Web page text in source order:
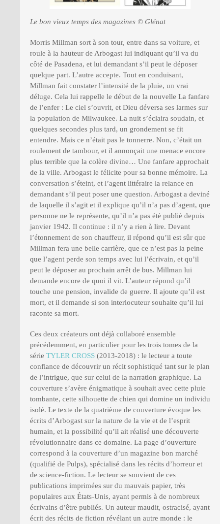
Le bon vieux temps des magazines © Glénat
Morris Millman sort à son tour, entre dans sa voiture, et
roule à la hauteur de Arbogast lui indiquant qu’il va du
côté de Pasadena, et lui demandant s’il peut le déposer
quelque part. L’autre accepte. Tout en conduisant,
Millman fait constater l’intensité de la pluie, un vrai
déluge. Cela lui rappelle le début de la nouvelle La fanfare
de l’enfer : Le ciel s’ouvrit, et Dieu déversa ses larmes sur
la population de Milwaukee. La nuit s’éclaira soudain, et
quelques secondes plus tard, un grondement se fit
entendre. Mais ce n’était pas le tonnerre. Non, c’était un
roulement de tambour, et il annonçait une menace encore
plus terrible que la colère divine… Une fanfare approchait
de la ville. Arbogast le félicite pour sa bonne mémoire. La
conversation s’éteint, et l’agent littéraire la relance en
demandant s’il peut poser une question. Arbogast a deviné
de laquelle il s’agit et il explique qu’il n’a pas d’agent, que
personne ne le représente, qu’il n’a pas été publié depuis
janvier 1942. Il continue : il n’y a rien à lire. Devant
l’étonnement de son chauffeur, il répond qu’il est sûr que
Millman fera une belle carrière, que ce n’est pas la peine
que l’agent perde son temps avec lui l’écrivain, et qu’il
peut le déposer au prochain arrêt de bus. Millman lui
demande encore de quoi il vit. L’auteur répond qu’il
touche une pension, invalide de guerre. Il ajoute qu’il est
mort, et il demande si son interlocuteur souhaite qu’il lui
raconte sa mort.
Ces deux créateurs ont déjà collaboré ensemble
précédemment, en particulier pour les trois tomes de la
série TYLER CROSS (2013-2018) : le lecteur a toute
confiance de découvrir un récit sophistiqué tant sur le plan
de l’intrigue, que sur celui de la narration graphique. La
couverture s’avère énigmatique à souhait avec cette pluie
tombante, cette silhouette de chien qui domine un individu
isolé. Le texte de la quatrième de couverture évoque les
écrits d’Arbogast sur la nature de la vie et de l’esprit
humain, et la possibilité qu’il ait réalisé une découverte
révolutionnaire dans ce domaine. La page d’ouverture
correspond à la couverture d’un magazine bon marché
(qualifié de Pulps), spécialisé dans les récits d’horreur et
de science-fiction. Le lecteur se souvient de ces
publications imprimées sur du mauvais papier, très
populaires aux États-Unis, ayant permis à de nombreux
écrivains d’être publiés. Un auteur maudit, ostracisé, ayant
écrit des récits de fiction révélant un autre monde : le